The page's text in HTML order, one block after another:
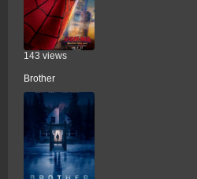
143 views
Brother